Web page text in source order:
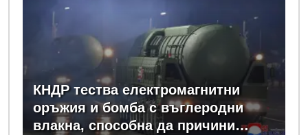
КНДР тества електромагнитни
оръжия и бомба с въглеродни
влакна, способна да причини